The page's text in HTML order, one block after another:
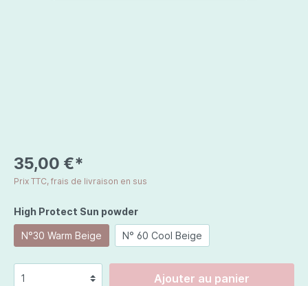
35,00 €*
Prix TTC, frais de livraison en sus
High Protect Sun powder
N°30 Warm Beige N° 60 Cool Beige
Ajouter au panier